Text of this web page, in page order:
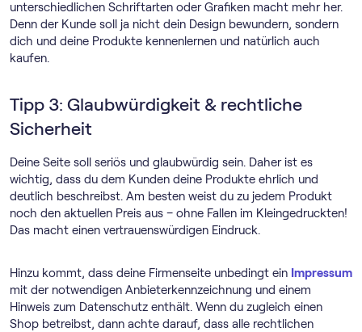
unterschiedlichen Schriftarten oder Grafiken macht mehr her.
Denn der Kunde soll ja nicht dein Design bewundern, sondern
dich und deine Produkte kennenlernen und natürlich auch
kaufen.
Tipp 3: Glaubwürdigkeit & rechtliche
Sicherheit
Deine Seite soll seriös und glaubwürdig sein. Daher ist es
wichtig, dass du dem Kunden deine Produkte ehrlich und
deutlich beschreibst. Am besten weist du zu jedem Produkt
noch den aktuellen Preis aus – ohne Fallen im Kleingedruckten!
Das macht einen vertrauenswürdigen Eindruck.
Hinzu kommt, dass deine Firmenseite unbedingt ein Impressum
mit der notwendigen Anbieterkennzeichnung und einem
Hinweis zum Datenschutz enthält. Wenn du zugleich einen
Shop betreibst, dann achte darauf, dass alle rechtlichen